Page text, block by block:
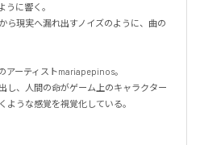
うに響く。
ら現実へ漏れ出すノイズのように、曲の
アーティストmariapepinos。
し、人間の命がゲーム上のキャラクター
ような感覚を視覚化している。